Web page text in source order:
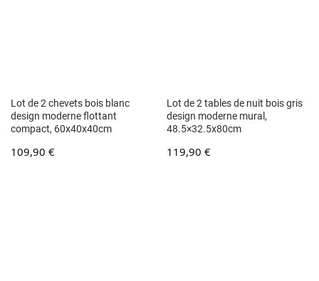
Lot de 2 chevets bois blanc
design moderne flottant
compact, 60x40x40cm
109,90 €
Lot de 2 tables de nuit bois gris
design moderne mural,
48.5×32.5x80cm
119,90 €